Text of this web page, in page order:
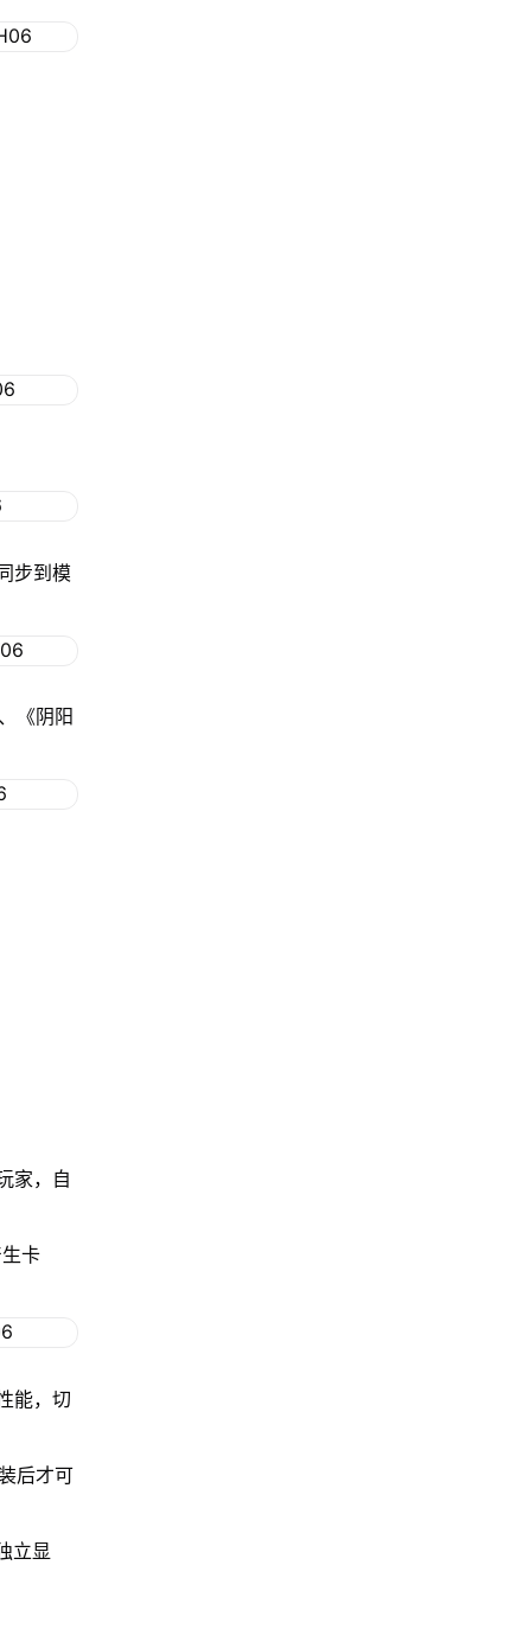
步到模
《阴阳
家，自
卡
能，切
后才可
立显